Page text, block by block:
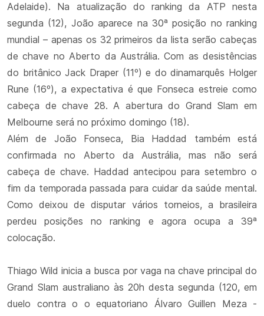
Adelaide). Na atualização do ranking da ATP nesta
segunda (12), João aparece na 30ª posição no ranking
mundial – apenas os 32 primeiros da lista serão cabeças
de chave no Aberto da Austrália. Com as desistências
do britânico Jack Draper (11º) e do dinamarquês Holger
Rune (16º), a expectativa é que Fonseca estreie como
cabeça de chave 28. A abertura do Grand Slam em
Melbourne será no próximo domingo (18).
Além de João Fonseca, Bia Haddad também está
confirmada no Aberto da Austrália, mas não será
cabeça de chave. Haddad antecipou para setembro o
fim da temporada passada para cuidar da saúde mental.
Como deixou de disputar vários torneios, a brasileira
perdeu posições no ranking e agora ocupa a 39ª
colocação.
Thiago Wild inicia a busca por vaga na chave principal do
Grand Slam australiano às 20h desta segunda (120, em
duelo contra o o equatoriano Álvaro Guillen Meza -